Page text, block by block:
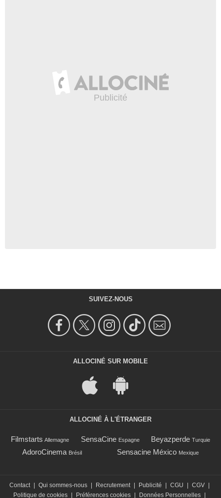
SUIVEZ-NOUS
ALLOCINÉ SUR MOBILE
ALLOCINÉ À L'ÉTRANGER
Filmstarts Allemagne SensaCine Espagne Beyazperde Turquie
AdoroCinema Brésil Sensacine México Mexique
Contact | Qui sommes-nous | Recrutement | Publicité | CGU | CGV |
Politique de cookies | Préférences cookies | Données Personnelles |